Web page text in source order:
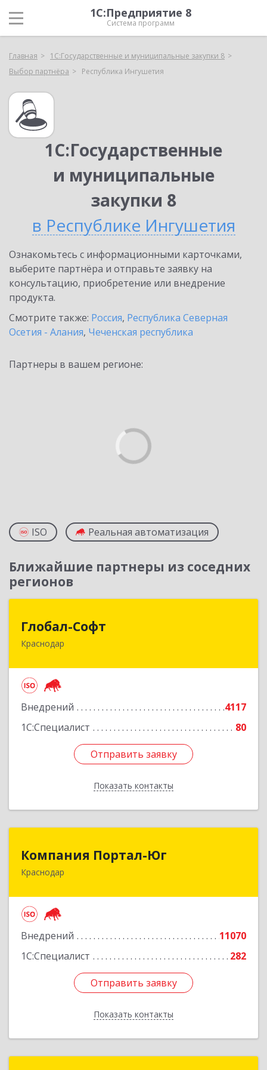
1С:Предприятие 8
Система программ
Главная
1С:Государственные и муниципальные закупки 8
Выбор партнёра
Республика Ингушетия
1С:Государственные
и муниципальные
закупки 8
в Республике Ингушетия
Ознакомьтесь с информационными карточками,
выберите партнёра и отправьте заявку на
консультацию, приобретение или внедрение
продукта.
Смотрите также: Россия, Республика Северная
Осетия - Алания, Чеченская республика
Партнеры в вашем регионе:
ISO Реальная автоматизация
Ближайшие партнеры из соседних
регионов
Глобал-Софт
Краснодар
Внедрений
4117
1С:Специалист
80
Отправить заявку
Показать контакты
350018, Краснодарский край, Краснодар г,
Отправить заявку
Назад
Компания Портал-Юг
Краснодар
Внедрений
11070
1С:Специалист
282
Отправить заявку
Показать контакты
350020, Краснодарский край, Краснодар г,
Отправить заявку
Назад